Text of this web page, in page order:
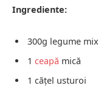
Ingrediente:
300g legume
1 ceapă mică
1 cățel usturoi